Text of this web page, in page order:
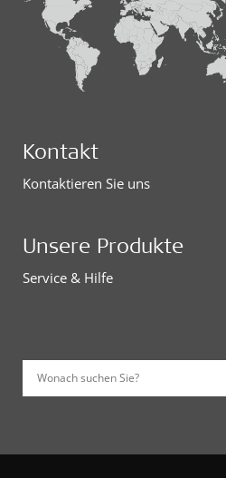
Kontakt
Kontaktieren Sie uns
Unsere Produkte
Service & Hilfe
Wonach suchen Sie?